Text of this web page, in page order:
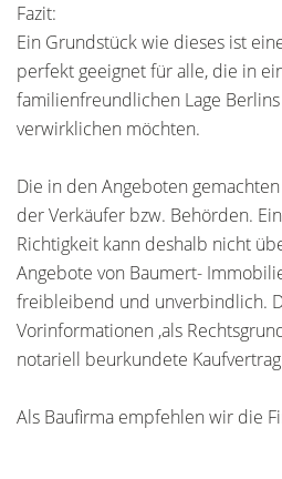
Fazit:
Ein Grundstück wie dieses ist
perfekt geeignet für alle, die in
familienfreundlichen Lage
verwirklichen möchten.
Die in den Angeboten
der Verkäufer bzw. Behörden.
Richtigkeit kann deshalb nicht
Angebote von Baumert-
freibleibend und unverbindlich.
Vorinformationen ,als
notariell beurkundete
Als Baufirma empfehlen wir die